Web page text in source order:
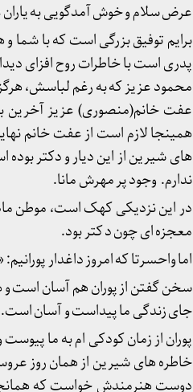
عرض سلام و خوش آمدگویی به
برایم توفیق بزرگی است که با شما
پدری است با خاطرات روح افزای
محمود عزیز که به رغم لباسش،
عفت خانم(منصوری) عزیز آخرین
همینجا لازم است از عفت خانم
های شیرین از این دیار و دکتر
ندارم. وجود پر مهرش مانا.
در این نزدیکی کهک است، موطن
معجزه ای چون د کتر بود.
اما واحسرتا که امروز داغدار
سخن گفتن از پوران هم آسان
جای زندگی ما پیداست و آسان است.
پوران از زمان کودکی ام به ما
خاطره های شیرین از همان روز